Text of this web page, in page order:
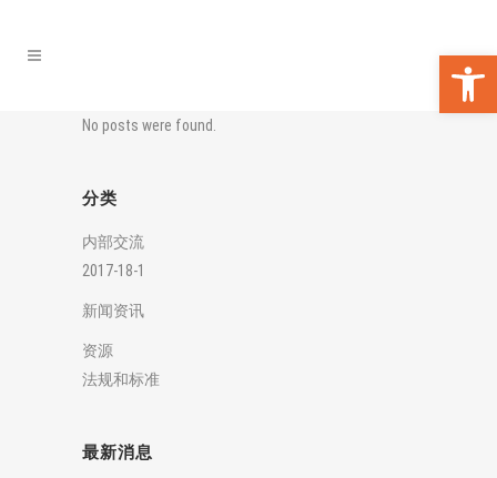
No posts were found.
分类
内部交流
2017-18-1
新闻资讯
资源
法规和标准
最新消息
打开工具栏